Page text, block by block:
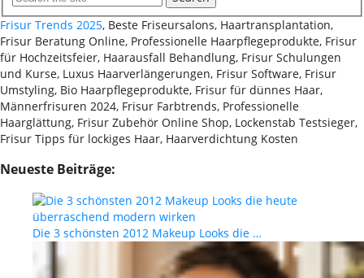
Frisur Trends 2025, Beste Friseursalons, Haartransplantation,
Frisur Beratung Online, Professionelle Haarpflegeprodukte, Frisur
für Hochzeitsfeier, Haarausfall Behandlung, Frisur Schulungen
und Kurse, Luxus Haarverlängerungen, Frisur Software, Frisur
Umstyling, Bio Haarpflegeprodukte, Frisur für dünnes Haar,
Männerfrisuren 2024, Frisur Farbtrends, Professionelle
Haarglättung, Frisur Zubehör Online Shop, Lockenstab Testsieger,
Frisur Tipps für lockiges Haar, Haarverdichtung Kosten
Neueste Beiträge:
Die 3 schönsten 2012 Makeup Looks die …